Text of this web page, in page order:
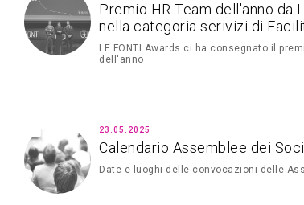
Premio HR Team dell'anno da
nella categoria serivizi di
LE FONTI Awards ci ha consegnato il
dell'anno
23.05.2025
Calendario Assemblee dei
Date e luoghi delle convocazioni delle